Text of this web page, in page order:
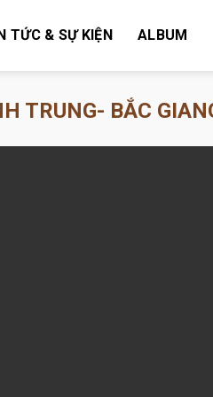
TỨC & SỰ KIỆN ALBUM
TRUNG- BẮC